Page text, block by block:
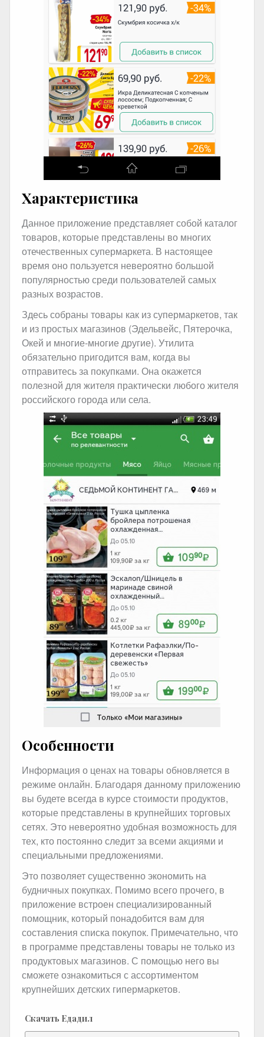
Характеристика
Данное приложение представляет собой каталог
товаров, которые представлены во многих
отечественных супермаркета. В настоящее
время оно пользуется невероятно большой
популярностью среди пользователей самых
разных возрастов.
Здесь собраны товары как из супермаркетов, так
и из простых магазинов (Эдельвейс, Пятерочка,
Окей и многие-многие другие). Утилита
обязательно пригодится вам, когда вы
отправитесь за покупками. Она окажется
полезной для жителя практически любого жителя
российского города или села.
Особенности
Информация о ценах на товары обновляется в
режиме онлайн. Благодаря данному приложению
вы будете всегда в курсе стоимости продуктов,
которые представлены в крупнейших торговых
сетях. Это невероятно удобная возможность для
тех, кто постоянно следит за всеми акциями и
специальными предложениями.
Это позволяет существенно экономить на
будничных покупках. Помимо всего прочего, в
приложение встроен специализированный
помощник, который понадобится вам для
составления списка покупок. Примечательно, что
в программе представлены товары не только из
продуктовых магазинов. С помощью него вы
сможете ознакомиться с ассортиментом
крупнейших детских гипермаркетов.
Скачать Едадил